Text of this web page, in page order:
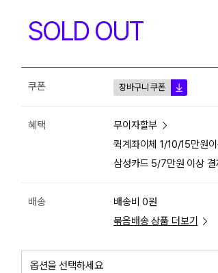
SOLD OUT
쿠폰 장바구니 쿠폰
혜택
무이자할부
퀵계좌이체 1/10/15만원
삼성카드 5/7만원 이상
배송
배송비 0원
묶음배송 상품 더보기
옵션을 선택하세요